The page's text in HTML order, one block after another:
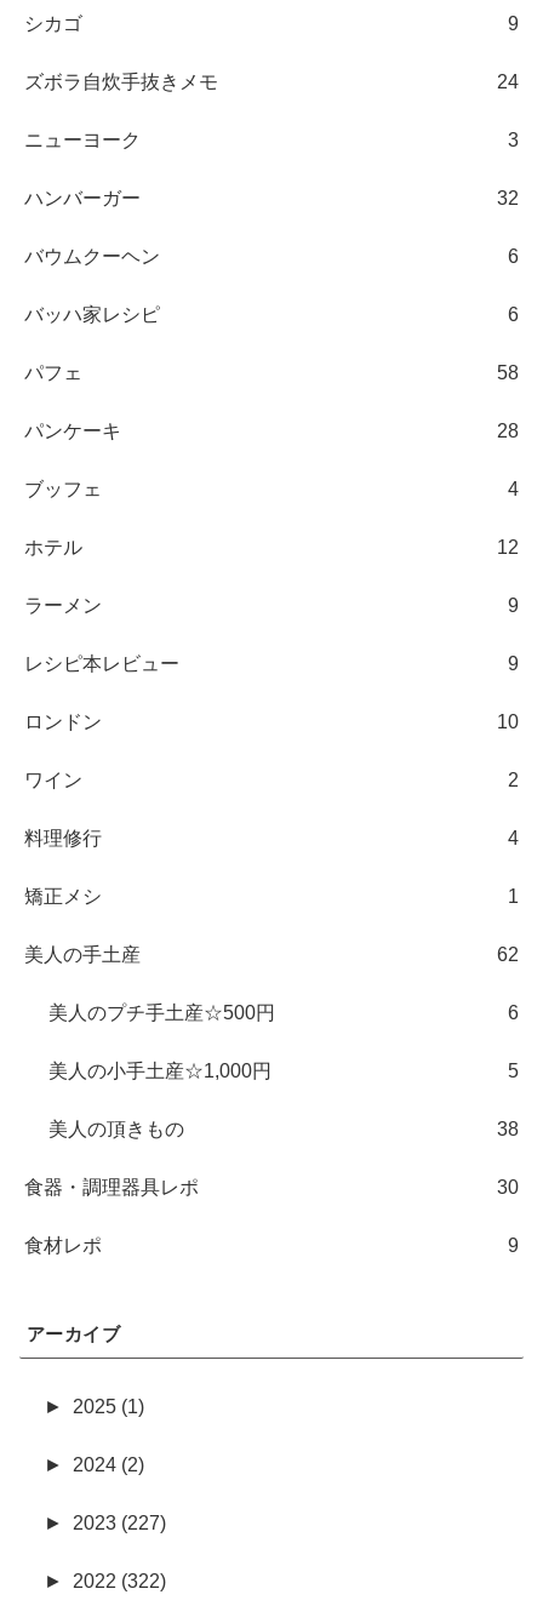
シカゴ 9
ズボラ自炊手抜きメモ 24
ニューヨーク 3
ハンバーガー 32
バウムクーヘン 6
バッハ家レシピ 6
パフェ 58
パンケーキ 28
ブッフェ 4
ホテル 12
ラーメン 9
レシピ本レビュー 9
ロンドン 10
ワイン 2
料理修行 4
矯正メシ 1
美人の手土産 62
美人のプチ手土産☆500円 6
美人の小手土産☆1,000円 5
美人の頂きもの 38
食器・調理器具レポ 30
食材レポ 9
アーカイブ
► 2025 (1)
► 2024 (2)
► 2023 (227)
► 2022 (322)